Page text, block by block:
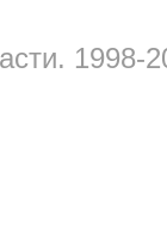
1998-